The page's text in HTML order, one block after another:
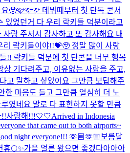
🥹🩷🩷🩷 데뷔때부터 첫 단독 콘서
있었던거 다 우리 락키들 덕분이라고
랑 주셔서 감사하고 또 감사해요 내
리 락키들이야!!💝🥹 정말 많이 사랑
!! 락키들 덕분에 첫 단콘을 너무 행복
상 기다려주고, 이유없는 사랑을 주고,
고 말하고 싶었어요 그만큼 보답해주
한 마음도 들고 그만큼 열심히 더 노
였네요 말로 다 표현하지 못할 만큼
!!사랑해!!!🤍🤍Arrived in Indonesia
that came out to both airports~
night everyone!!! 🫶🏼🫶🏼 보름달
휴🌕✨가을 얼른 왔으면 좋겠다아아아